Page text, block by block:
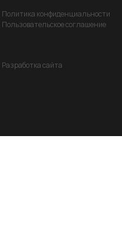
Политика конфиденциальности
Пользовательское соглашение
Разработка сайта